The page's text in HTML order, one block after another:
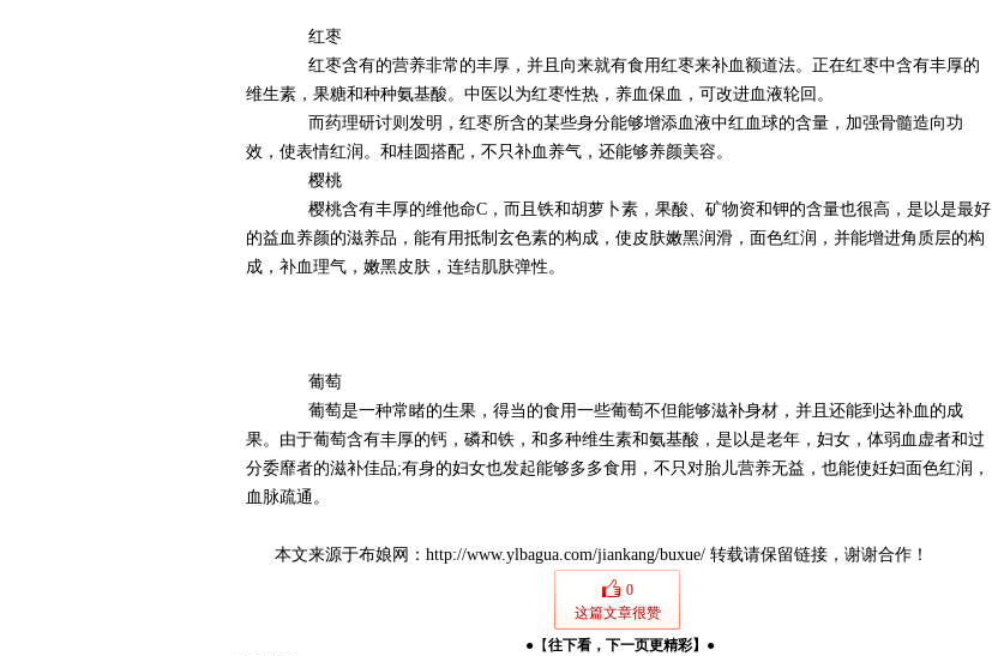
红枣
红枣含有的营养非常的丰厚，并且向来就有食用红枣来补血额道法。正在红枣中含有丰厚的
维生素，果糖和种种氨基酸。中医以为红枣性热，养血保血，可改进血液轮回。
而药理研讨则发明，红枣所含的某些身分能够增添血液中红血球的含量，加强骨髓造向功
效，使表情红润。和桂圆搭配，不只补血养气，还能够养颜美容。
樱桃
樱桃含有丰厚的维他命C，而且铁和胡萝卜素，果酸、矿物资和钾的含量也很高，是以是最好
的益血养颜的滋养品，能有用抵制玄色素的构成，使皮肤嫩黑润滑，面色红润，并能增进角质层的构
成，补血理气，嫩黑皮肤，连结肌肤弹性。
葡萄
葡萄是一种常睹的生果，得当的食用一些葡萄不但能够滋补身材，并且还能到达补血的成
果。由于葡萄含有丰厚的钙，磷和铁，和多种维生素和氨基酸，是以是老年，妇女，体弱血虚者和过
分委靡者的滋补佳品;有身的妇女也发起能够多多食用，不只对胎儿营养无益，也能使妊妇面色红润，
血脉疏通。
本文来源于布娘网：http://www.ylbagua.com/jiankang/buxue/ 转载请保留链接，谢谢合作！
0
这篇文章很赞
●【往下看，下一页更精彩】 ●